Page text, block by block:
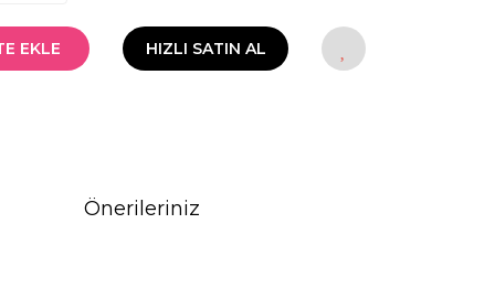
EKLE HIZLI SATIN AL
Önerileriniz